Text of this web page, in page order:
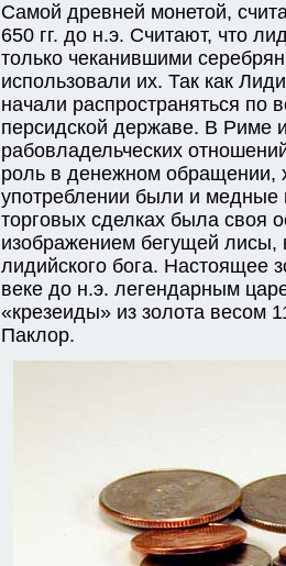
Самой древней монетой,
650 гг. до н.э. Считают, что
только чеканившими
использовали их. Так как
начали распространяться по
персидской державе. В Риме
рабовладельческих
роль в денежном обращении,
употреблении были и медные
торговых сделках была своя
изображением бегущей лисы,
лидийского бога. Настоящее
веке до н.э. легендарным
«крезеиды» из золота весом
Паклор.